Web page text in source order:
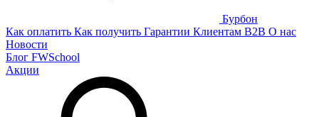
Бурбон
Как оплатить Как получить Гарантии Клиентам B2B О нас
Новости
Блог FWSchool
Акции